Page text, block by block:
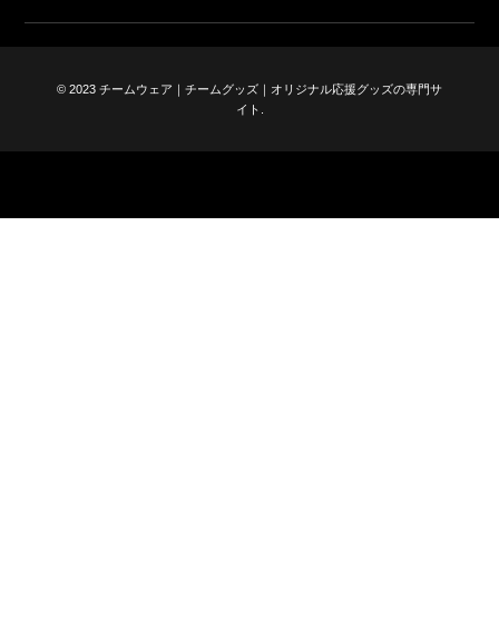
© 2023 チームウェア｜チームグッズ｜オリジナル応援グッズの専門サ
イト.